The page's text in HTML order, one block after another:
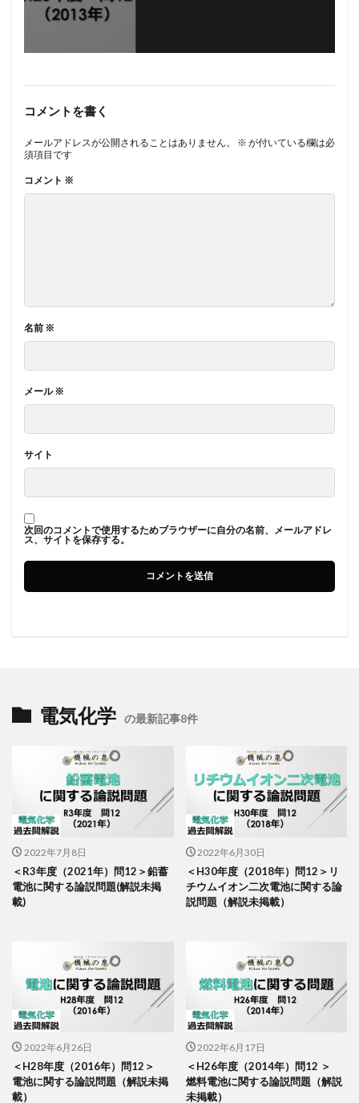
コメントを書く
メールアドレスが公開されることはありません。 ※ が付いている欄は必
須項目です
コメント ※
名前 ※
メール※
サイト
次回のコメントで使用するためブラウザーに自分の名前、メールアドレ
ス、サイトを保存する。
電気化学 の最新記事8件
2022年7月8日
＜R3年度（2021年）問12＞鉛蓄
電池に関する論説問題(解説未掲
載)
2022年6月30日
＜H30年度（2018年）問12＞リ
チウムイオン二次電池に関する論
説問題（解説未掲載）
2022年6月26日
＜H28年度（2016年）問12＞
電池に関する論説問題（解説未掲
載）
2022年6月17日
＜H26年度（2014年）問12 ＞
燃料電池に関する論説問題（解説
未掲載）